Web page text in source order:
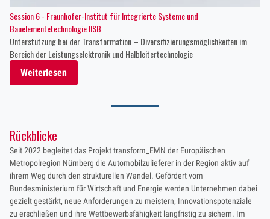
Session 6 - Fraunhofer-Institut für Integrierte Systeme und
Bauelementetechnologie IISB
Unterstützung bei der Transformation – Diversifizierungsmöglichkeiten im
Bereich der Leistungselektronik und Halbleitertechnologie
Weiterlesen
Rückblicke
Seit 2022 begleitet das Projekt transform_EMN der Europäischen
Metropolregion Nürnberg die Automobilzulieferer in der Region aktiv auf
ihrem Weg durch den strukturellen Wandel. Gefördert vom
Bundesministerium für Wirtschaft und Energie werden Unternehmen dabei
gezielt gestärkt, neue Anforderungen zu meistern, Innovationspotenziale
zu erschließen und ihre Wettbewerbsfähigkeit langfristig zu sichern. Im